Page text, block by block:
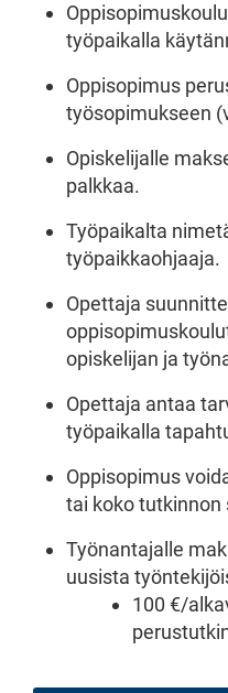
työpaikalla
Oppisopimus
työsopimukseen
Opiskelijalle
palkkaa.
Työpaikalta
työpaikkaohjaaja.
Opettaja
opiskelijan ja
Opettaja antaa
työpaikalla
Oppisopimus
tai koko
Työnantajalle
uusista
100 €/